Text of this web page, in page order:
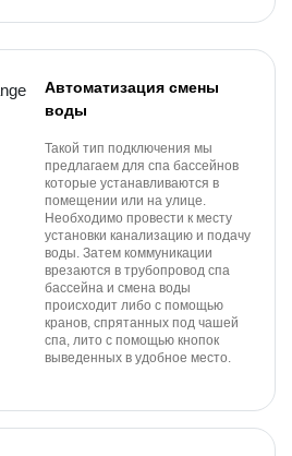
Автоматизация смены
воды
Такой тип подключения мы
предлагаем для спа бассейнов
которые устанавливаются в
помещении или на улице.
Необходимо провести к месту
установки канализацию и подачу
воды. Затем коммуникации
врезаются в трубопровод спа
бассейна и смена воды
происходит либо с помощью
кранов, спрятанных под чашей
спа, лито с помощью кнопок
выведенных в удобное место.